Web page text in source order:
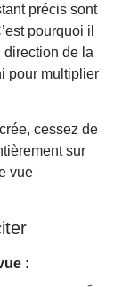
précis sont
pourquoi il
direction de la
pour multiplier
cessez de
sur
vue
: